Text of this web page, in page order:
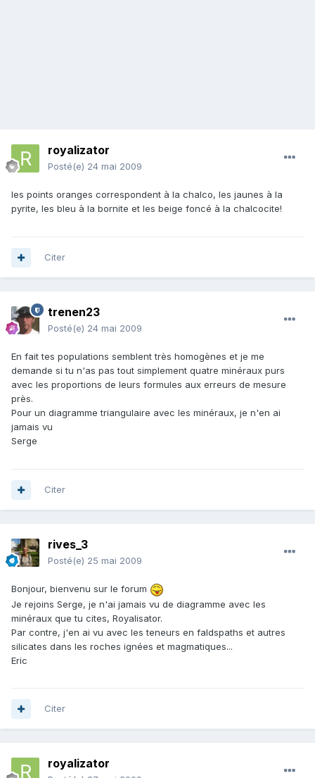
royalizator
Posté(e) 24 mai 2009
les points oranges correspondent à la chalco, les jaunes à la
pyrite, les bleu à la bornite et les beige foncé à la chalcocite!
Citer
trenen23
Posté(e) 24 mai 2009
En fait tes populations semblent très homogènes et je me
demande si tu n'as pas tout simplement quatre minéraux purs
avec les proportions de leurs formules aux erreurs de mesure
près.
Pour un diagramme triangulaire avec les minéraux, je n'en ai
jamais vu
Serge
Citer
rives_3
Posté(e) 25 mai 2009
Bonjour, bienvenu sur le forum
Je rejoins Serge, je n'ai jamais vu de diagramme avec les
minéraux que tu cites, Royalisator.
Par contre, j'en ai vu avec les teneurs en faldspaths et autres
silicates dans les roches ignées et magmatiques...
Eric
Citer
royalizator